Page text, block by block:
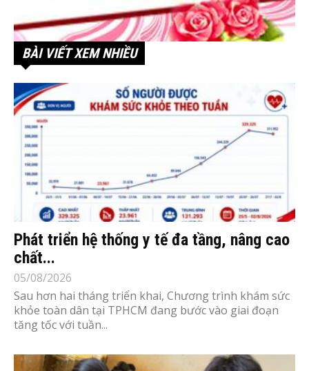
BÀI VIẾT XEM NHIỀU
Phát triển hệ thống y tế đa tầng, nâng cao
chất...
05/08/2026
Sau hơn hai tháng triển khai, Chương trình khám sức
khỏe toàn dân tại TPHCM đang bước vào giai đoạn
tăng tốc với tuần...